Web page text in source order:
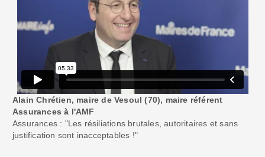
Alain Chrétien, maire de Vesoul (70), maire référent
Assurances à l'AMF
Assurances : "Les résiliations brutales, autoritaires et sans
justification sont inacceptables !"